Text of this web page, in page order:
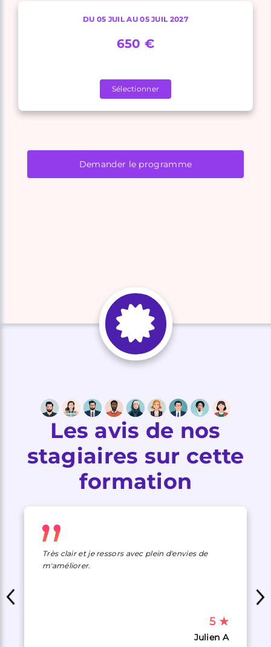
DU 05 JUIL AU 05 JUIL 2027
650 €
Sélectionner
Demander le programme
Les avis de nos
stagiaires sur cette
formation
Très clair et je ressors avec plein d'envies de
m'améliorer.
5 ★
Julien A